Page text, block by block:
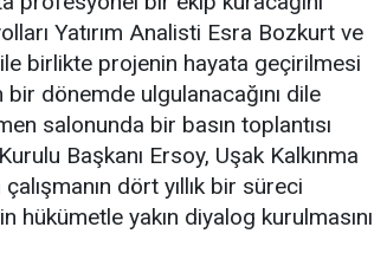
Yatırım Analisti Esra Bozkurt ve
birlikte projenin hayata geçirilmesi
bir dönemde ulgulanacağını dile
salonunda bir basın toplantısı
Başkanı Ersoy, Uşak Kalkınma
dört yıllık bir süreci
hükümetle yakın diyalog kurulmasını